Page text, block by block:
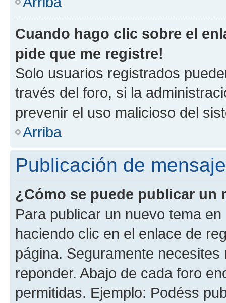
Cuando hago clic sobre el
pide que me registre!
Solo usuarios registrados
través del foro, si la
prevenir el uso malicioso del
Arriba
Publicación de
¿Cómo se puede publicar un
Para publicar un nuevo tema
haciendo clic en el enlace de
página. Seguramente
reponder. Abajo de cada foro
permitidas. Ejemplo: Podéss